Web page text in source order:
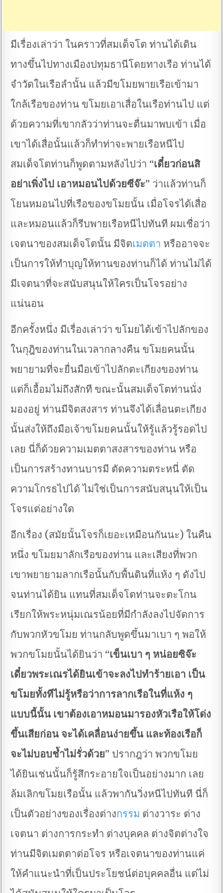
มีเรื่องเล่าว่า ในคราวที่สมเด็จโต ท่านได้เดิน
ทางขึ้นไปทางเมืองปทุมธานีโดยทางเรือ ท่านได้
จำวัดในเรือลำนั้น แล้วมีขโมยพายเรือเข้ามา
ใกล้เรือของท่าน ขโมยเอาเสื่อในเรือท่านไป แต่
ด้วยความที่เขากลัวว่าท่านจะตื่นมาพบเข้า เมื่อ
เขาได้เสื่อนั้นแล้วก็ทำท่าจะพายเรือหนีไป
สมเด็จโตท่านก็พูดตามหลังไปว่า “เดี๋ยวก่อนสิ
อย่าเพิ่งไป เอาหมอนไปด้วยซีจ๊ะ” ว่าแล้วท่านก็
โยนหมอนไปที่เรือของขโมยนั้น เมื่อโจรได้เสื่อ
และหมอนแล้วก็รีบพายเรือหนีไปทันที ผมเชื่อว่า
เจตนาของสมเด็จโตนั้น มีจิตเมตตา หรืออาจจะ
เป็นการให้ทำบุญให้ทานของท่านก็ได้ ท่านไม่ได้
มีเจตนาที่จะสนับสนุนให้ใครเป็นโจรอย่าง
แน่นอน
อีกครั้งหนึ่ง มีเรื่องเล่าว่า ขโมยได้เข้าไปลักของ
ในกุฎิของท่านในเวลากลางคืน ขโมยคนนั้น
พยายามที่จะยื่นมือเข้าไปลักตะเกียงของท่าน
แต่ก็เอื้อมไม่ถึงสักที ขณะนั้นสมเด็จโตท่านนั่ง
มองอยู่ ท่านมีจิตสงสาร ท่านจึงได้เลื่อนตะเกียง
นั้นส่งให้ถึงมือเจ้าขโมยคนนั้นให้รู้แล้วรู้รอดไป
เลย นี่ก็ด้วยความเมตตาสงสารของท่าน หรือ
เป็นการสร้างทานบารมี ตัดความตระหนี่ ตัด
ความโกรธไปได้ ไม่ใช่เป็นการสนับสนุนให้เป็น
โจรแต่อย่างใด
อีกเรื่อง (สมัยนั้นโจรก็เยอะเหมือนกันนะ) ในคืน
หนึ่ง ขโมยมาลักเรือของท่าน และเสียงที่พวก
เขาพยายามลากเรือนั้นกับพื้นดินที่แห้ง ๆ ดังไป
จนท่านได้ยิน แทนที่สมเด็จโตท่านจะตะโกน
เรียกให้พระหนุ่มเณรน้อยที่มีกำลังลงไปจัดการ
กับพวกหัวขโมย ท่านกลับพูดขึ้นมาเบา ๆ พอให้
พวกขโมยนั้นได้ยินว่า “เข็นเบา ๆ หน่อยซิจ๊ะ
เดี๋ยวพระเณรได้ยินเข้าจะลงไปทำร้ายเอา เป็น
ขโมยทั้งทีไม่รู้หรือว่าการลากเรือในที่แห้ง ๆ
แบบนี้นั้น เขาต้องเอาหมอนมารองหัวเรือให้โด่ง
ขึ้นเสียก่อน จะได้เคลื่อนง่ายขึ้น และท้องเรือก็
จะไม่บอบช้ำไม่รั่วด้วย” ปรากฎว่า พวกขโมย
ได้ยินเช่นนั้นก็รู้สึกระอายใจเป็นอย่างมาก เลย
ล้มเลิกขโมยเรือนั้น แล้วพากันวิ่งหนีไปทันที นี่ก็
เป็นตัวอย่างของเรื่องต่างกรรม ต่างวาระ ต่าง
เจตนา ต่างการกระทำ ต่างบุคคล ต่างจิตต่างใจ
ท่านมีจิตเมตตาต่อโจร หรือเจตนาของท่านแค่
ให้คำแนะนำที่เป็นประโยชน์ต่อบุคคลอื่น แต่ไม่